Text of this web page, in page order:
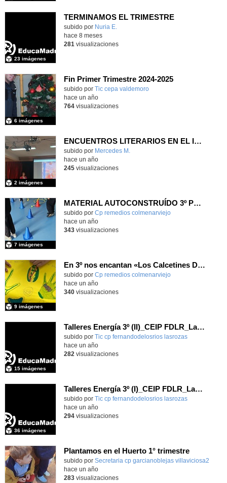
TERMINAMOS EL TRIMESTRE
Contenido educativo.
subido por Nuria E.
23 imágenes
hace 8 meses
281 visualizaciones
Fin Primer Trimestre 2024-2025
subido por Tic cepa valdemoro
6 imágenes
-
hace un año
764visualizaciones
ENCUENTROS LITERARIOS EN EL IES ANTONIO DOMÍNGUEZ ORTIZ
subido por Mercedes M.
2 imágenes
hace un año
245visualizaciones
MATERIAL AUTOCONSTRUÍDO 3º PRIMARIA
Contenido educativo.
subido por Cp remedios colmenarviejo
7 imágenes
-
hace un año
343visualizaciones
En 3º nos encantan «Los Calcetines Desparejados»
Contenido educativo.
subido por Cp remedios colmenarviejo
9 imágenes
-
hace un año
340visualizaciones
Talleres Energía 3º (II)_CEIP FDLR_Las Rozas
Contenido educativo.
subido por Tic cp fernandodelosrios lasrozas
15 imágenes
-
hace un año
282 visualizaciones
Talleres Energía 3º (I)_CEIP FDLR_Las Rozas
Contenido educativo.
subido por Tic cp fernandodelosrios lasrozas
36 imágenes
-
hace un año
294visualizaciones
Plantamos en el Huerto 1° trimestre
Contenido educativo.
subido por Secretaria cp garcianoblejas villaviciosa2
hace un año
283visualizaciones